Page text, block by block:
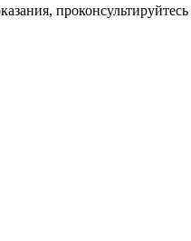
проконсультируйтесь